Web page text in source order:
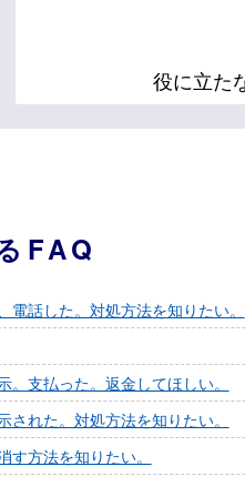
役に立た
FAQ
話した。対処方法を知りたい。
支払った。返金してほしい。
れた。対処方法を知りたい。
方法を知りたい。